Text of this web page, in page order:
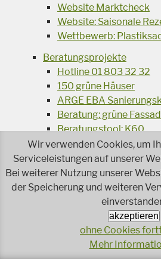
Website Marktcheck
Website: Saisonale
Wettbewerb:
Beratungsprojekte
Hotline 01 803 32 32
150 grüne Häuser
ARGE EBA
Beratung: grüne
Beratungstool: K60
Energieberatung
Energiechecker
Energiesparen im
Gerätetausch
Energiesprechstunde
Energie-Quiz
Grünoasen in Wien
HAUSKUNFT
Wir verwenden Cookies, um
Serviceleistungen auf unserer
Bei weiterer Nutzung unserer
der Speicherung und weiteren
akzeptieren
ohne Cookies
Mehr